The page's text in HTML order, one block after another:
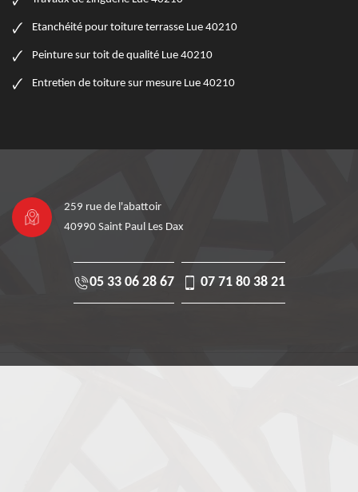
Etanchéité pour toiture terrasse Lue 40210
Peinture sur toit de qualité Lue 40210
Entretien de toiture sur mesure Lue 40210
259 rue de l'abattoir
40990 Saint Paul Les Dax
05 33 06 28 67 07 71 80 38 21